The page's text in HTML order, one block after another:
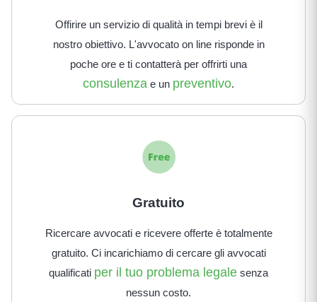
Offirire un servizio di qualità in tempi brevi è il
nostro obiettivo. L'avvocato on line risponde in
poche ore e ti contatterà per offrirti una
consulenza e un preventivo.
Gratuito
Ricercare avvocati e ricevere offerte è totalmente
gratuito. Ci incarichiamo di cercare gli avvocati
qualificati per il tuo problema legale senza
nessun costo.